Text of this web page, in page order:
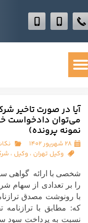
آیا در صورت تاخیر
می‌توان دادخواست
نمونه پرونده)
۲۸ شهریور ۱۴۰۲
وکیل تهران ، وکیل ،
را بر تعدادی از سهام
که: مطابق با ترازنامه